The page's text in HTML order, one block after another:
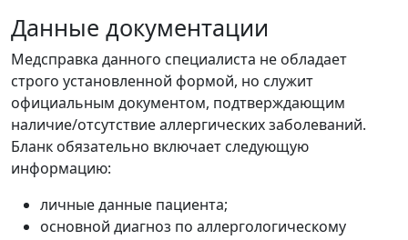
Данные документации
Медсправка данного специалиста не обладает
строго установленной формой, но служит
официальным документом, подтверждающим
наличие/отсутствие аллергических заболеваний.
Бланк обязательно включает следующую
информацию:
личные данные пациента;
основной диагноз по аллергологическому